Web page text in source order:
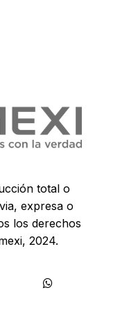
total o
expresa o
los derechos
2024.